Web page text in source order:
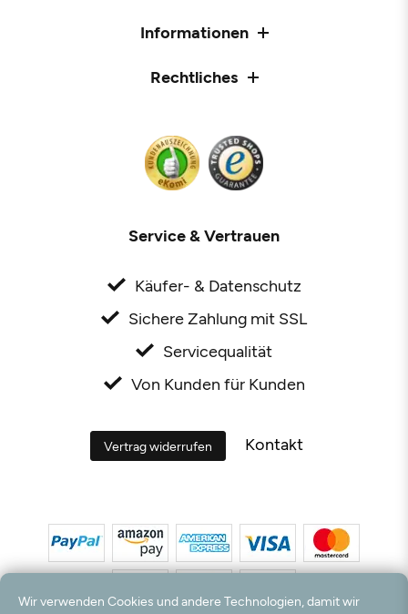
Informationen
Rechtliches
Service & Vertrauen
Käufer- & Datenschutz
Sichere Zahlung mit SSL
Servicequalität
Von Kunden für Kunden
Vertrag widerrufen Kontakt
Wir verwenden Cookies und andere Technologien, damit wir